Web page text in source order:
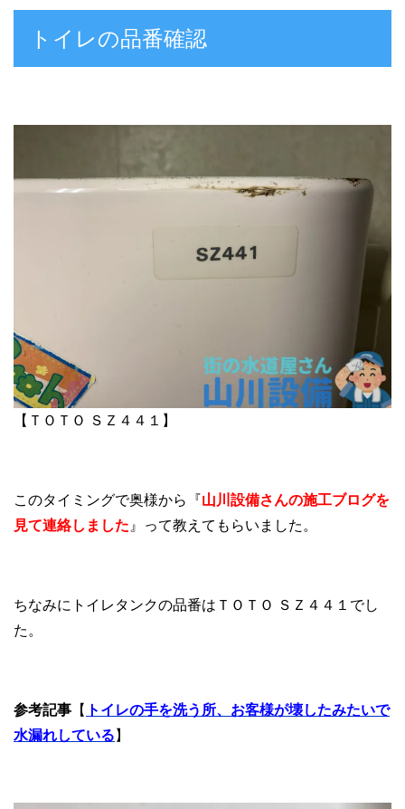
トイレの品番確認
【ＴＯＴＯ ＳＺ４４１】
このタイミングで奥様から『山川設備さんの施工ブログを
見て連絡しました 』って教えてもらいました。
ちなみにトイレタンクの品番はＴＯＴＯ ＳＺ４４１でし
た。
参考記事 【 トイレの手を洗う所、お客様が壊したみたいで
水漏れしている 】